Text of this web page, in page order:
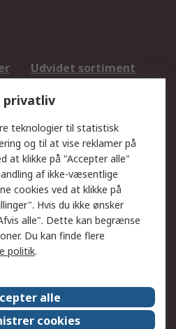
Udvidet sortiment
Teknisk Support
Eksportløsninger
Returnering
Spor min ordre
Betalingsmuligheder
Okdo
Salgsbetingelser
privatliv
teknologier til statistisk
og til at vise reklamer på
at klikke på "Accepter alle"
af ikke-væsentlige
cookies ved at klikke på
Hvis du ikke ønsker
alle". Dette kan begrænse
Du kan finde flere
politik.
alle
cookies